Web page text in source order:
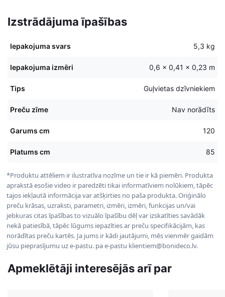
Izstrādājuma īpašības
Iepakojuma svars 5,3 kg
Iepakojuma izmēri 0,6 × 0,41 × 0,23 m
Tips Guļvietas dzīvniekiem
Preču zīme Nav norādīts
Garums cm 120
Platums cm 85
*Produktu attēliem ir ilustratīva nozīme un tie ir kā piemēri. Produkta
aprakstā esošie video ir paredzēti tikai informatīviem nolūkiem, tāpēc
tajos iekļautā informācija var atšķirties no paša produkta. Oriģinālo
preču krāsas, uzraksti, parametri, izmēri, izmēri, funkcijas un/vai
jebkuras citas īpašības to vizuālo īpašību dēļ var izskatīties savādāk
nekā patiesībā, tāpēc lūgums iepazīties ar preču specifikācijām, kas
norādītas preču kartēs. Ja jums ir kādi jautājumi, mēs vienmēr gaidām
jūsu pieprasījumu uz e-pastu. pa e-pastu klientiem@bonideco.lv.
Apmeklētāji interesējās arī par